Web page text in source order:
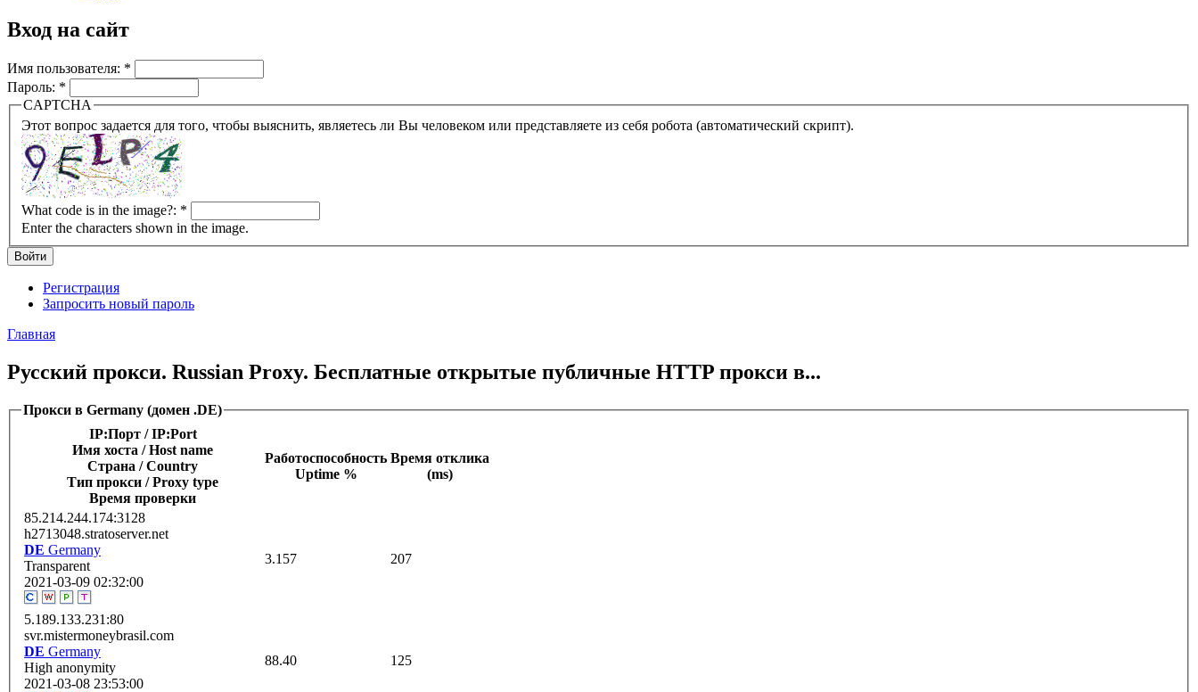
Вход на сайт
Имя пользователя: *
Пароль: *
CAPTCHA
Этот вопрос задается для того, чтобы выяснить, являетесь ли Вы человеком или представляете из себя робота (автоматический скрипт).
What code is in the image?: *
Enter the characters shown in the image.
Регистрация
Запросить новый пароль
Главная
Русский прокси. Russian Proxy. Бесплатные открытые публичные HTTP прокси в...
Прокси в Germany (домен .DE)
IP:Порт / IP:Port
Имя хоста / Host name
Страна / Сountry
Тип прокси / Proxy type
Время проверки
Работоспособность
Uptime %
Время отклика
(ms)
85.214.244.174:3128
h2713048.stratoserver.net
DE Germany
Transparent
2021-03-09 02:32:00
3.157 207
5.189.133.231:80
svr.mistermoneybrasil.com
DE Germany
High anonymity
2021-03-08 23:53:00
88.40 125